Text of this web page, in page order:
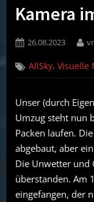
Kamera
Posted
26.08.2023
AllSky,Visuelle
Unser (durch
Umzug steht nun
Packen laufen. Die
abgebaut, aber
Die Unwetter und
überstanden. Am
eingefangen, der